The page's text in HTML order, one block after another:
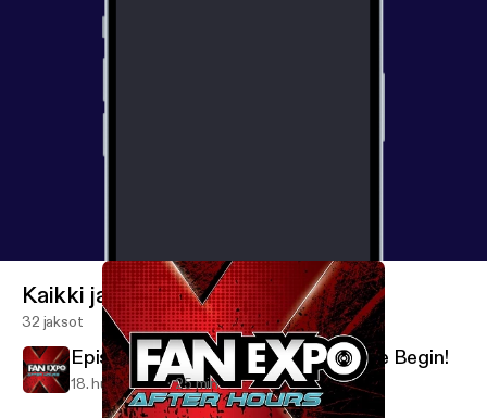
Kaikki jaksot
32 jaksot
Episode 31 - Let the Star Wars Hype Begin!
18. huhti 2019 25 min